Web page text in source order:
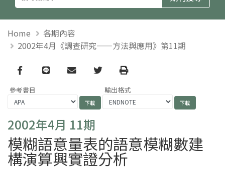
Home
各期內容
2002年4月《調查研究——方法與應用》第11期
Facebook
line email TwitterPrint
參考書目 輸出格式
2002年4月 11期
模糊語意量表的語意模糊數建
構演算興實證分析